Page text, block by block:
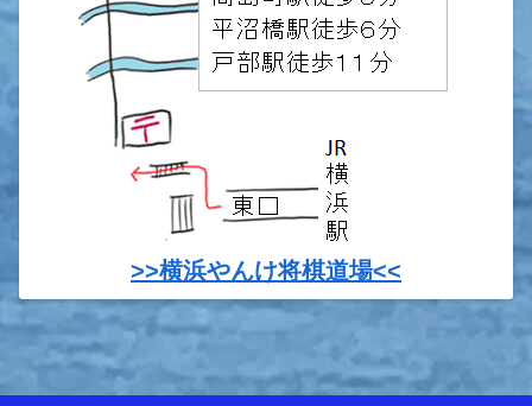
>>横浜やんけ将棋道場<<